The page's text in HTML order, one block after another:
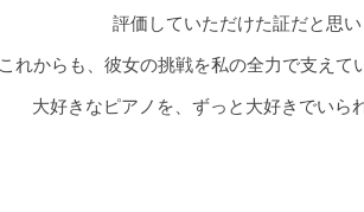
評価していただけた証だと思
れからも、彼女の挑戦を私の全力で支えて
大好きなピアノを、ずっと大好きでいら